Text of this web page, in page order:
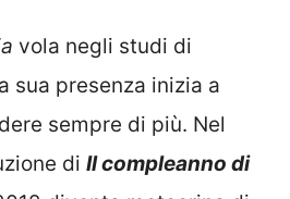
vola negli studi di
sua presenza inizia a
sempre di più. Nel
di Il compleanno di